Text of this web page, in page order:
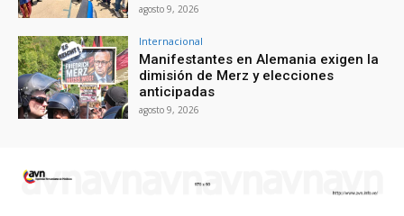
agosto 9, 2026
Internacional
Manifestantes en Alemania exigen la
dimisión de Merz y elecciones
anticipadas
agosto 9, 2026